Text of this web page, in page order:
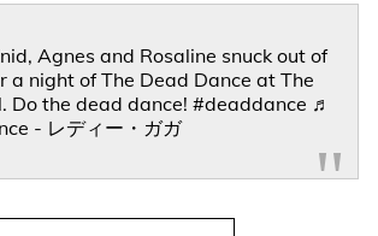
Agnes and Rosaline snuck out of
a night of The Dead Dance at The
Do the dead dance! #deaddance ♬
- レディー・ガガ